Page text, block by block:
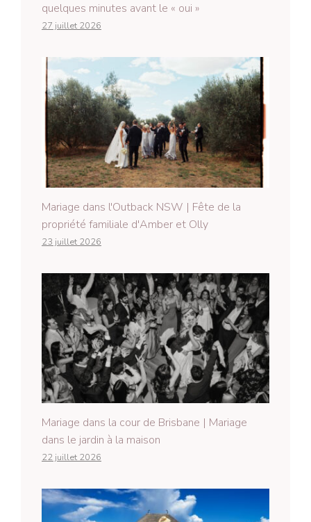
quelques minutes avant le « oui »
27 juillet 2026
Mariage dans l'Outback NSW | Fête de la
propriété familiale d'Amber et Olly
23 juillet 2026
Mariage dans la cour de Brisbane | Mariage
dans le jardin à la maison
22 juillet 2026